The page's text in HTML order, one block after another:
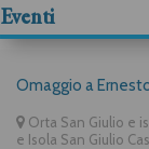
Eventi
Omaggio a
Orta San Giulio e
e Isola San Giulio